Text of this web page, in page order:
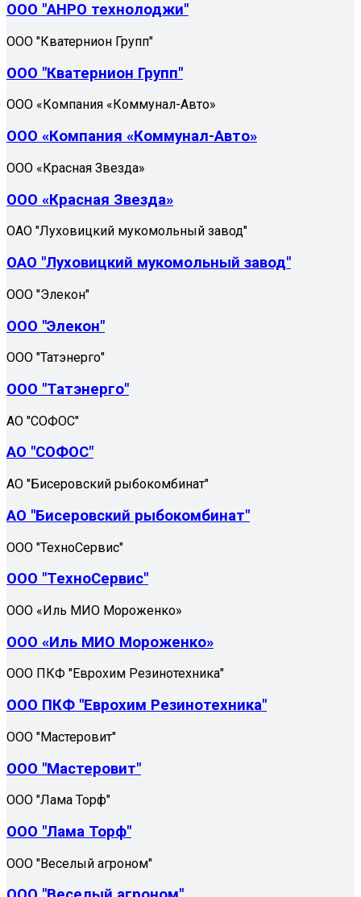
ООО "АНРО технолоджи"
ООО "Кватернион Групп"
ООО "Кватернион Групп"
ООО «Компания «Коммунал-Авто»
ООО «Компания «Коммунал-Авто»
ООО «Красная Звезда»
ООО «Красная Звезда»
ОАО "Луховицкий мукомольный завод"
ОАО "Луховицкий мукомольный завод"
ООО "Элекон"
ООО "Элекон"
ООО "Татэнерго"
ООО "Татэнерго"
АО "СОФОС"
АО "СОФОС"
АО "Бисеровский рыбокомбинат"
АО "Бисеровский рыбокомбинат"
ООО "ТехноСервис"
ООО "ТехноСервис"
ООО «Иль МИО Мороженко»
ООО «Иль МИО Мороженко»
ООО ПКФ "Еврохим Резинотехника"
ООО ПКФ "Еврохим Резинотехника"
ООО "Мастеровит"
ООО "Мастеровит"
ООО "Лама Торф"
ООО "Лама Торф"
ООО "Веселый агроном"